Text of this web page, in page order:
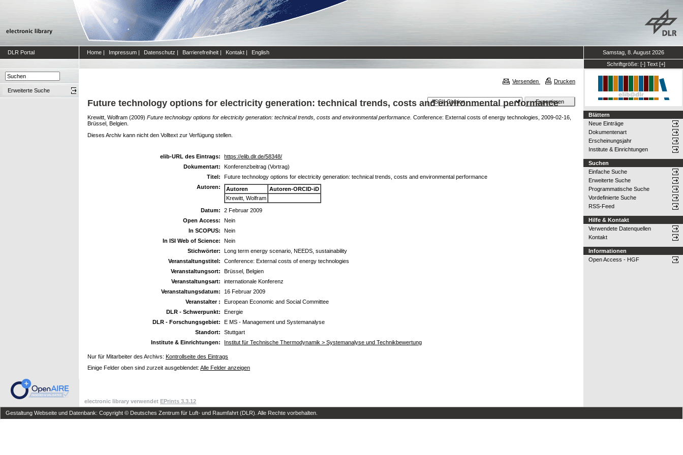
DLR Portal Home | Impressum | Datenschutz | Barrierefreiheit | Kontakt | English
Samstag, 8. August 2026
Schriftgröße: [-] Text [+]
Erweiterte Suche
Versenden Drucken
Future technology options for electricity generation: technical trends, costs and environmental performance
Krewitt, Wolfram (2009) Future technology options for electricity generation: technical trends, costs and environmental performance. Conference: External costs of energy technologies, 2009-02-16,
Brüssel, Belgien.
Dieses Archiv kann nicht den Volltext zur Verfügung stellen.
elib-URL des Eintrags:
https://elib.dlr.de/58348/
Dokumentart:
Konferenzbeitrag (Vortrag)
Titel:
Future technology options for electricity generation: technical trends, costs and environmental performance
Autoren:
Autoren
Autoren-ORCID-iD
Krewitt, Wolfram
Datum:
2 Februar 2009
Open Access:
Nein
In SCOPUS:
Nein
In ISI Web of Science:
Nein
Stichwörter:
Long term energy scenario, NEEDS, sustainability
Veranstaltungstitel:
Conference: External costs of energy technologies
Veranstaltungsort:
Brüssel, Belgien
Veranstaltungsart:
internationale Konferenz
Veranstaltungsdatum:
16 Februar 2009
Veranstalter :
European Economic and Social Committee
DLR - Schwerpunkt:
Energie
DLR - Forschungsgebiet:
E MS - Management und Systemanalyse
Standort:
Stuttgart
Institute & Einrichtungen:
Institut für Technische Thermodynamik > Systemanalyse und Technikbewertung
Nur für Mitarbeiter des Archivs: Kontrollseite des Eintrags
Einige Felder oben sind zurzeit ausgeblendet: Alle Felder anzeigen
Blättern
Neue Einträge
Dokumentenart
Erscheinungsjahr
Institute & Einrichtungen
Suchen
Einfache Suche
Erweiterte Suche
Programmatische Suche
Vordefinierte Suche
RSS-Feed
Hilfe & Kontakt
Verwendete Datenquellen
Kontakt
Informationen
Open Access - HGF
electronic library verwendet EPrints 3.3.12
Gestaltung Webseite und Datenbank: Copyright © Deutsches Zentrum für Luft- und Raumfahrt (DLR). Alle Rechte vorbehalten.